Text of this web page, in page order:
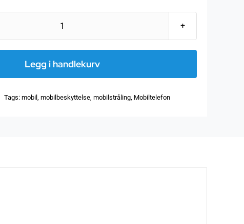
Pong
Samsung
graphiteblack
Legg i handlekurv
Tags: mobil , mobilbeskyttelse, mobilstråling, Mobiltelefon